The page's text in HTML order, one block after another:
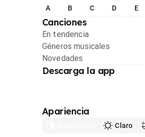
A B C D E
Canciones
En tendencia
Géneros musicales
Novedades
Descarga la app
Apariencia
Claro